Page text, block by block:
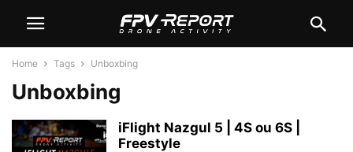
Home Tags Unboxbing
Unboxbing
iFlight Nazgul 5 | 4S ou 6S |
Freestyle